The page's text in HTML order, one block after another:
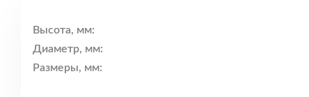
Высота, мм:
Диаметр, мм:
Размеры, мм: